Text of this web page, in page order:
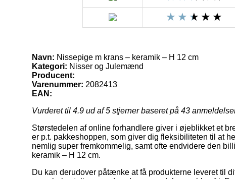
Navn: Nissepige m krans – keramik – H 12 cm
Kategori: Nisser og Julemænd
Producent:
Varenummer: 2082413
EAN:
Vurderet til 4.9 ud af 5 stjerner baseret på 43
Størstedelen af online forhandlere giver i øjeblikket et
er p.t. pakkeshoppen, som giver dig fleksibiliteten til at
nemlig super fremkommelig, samt ofte endvidere den
keramik – H 12 cm.
Du kan derudover påtænke at få produkterne leveret til